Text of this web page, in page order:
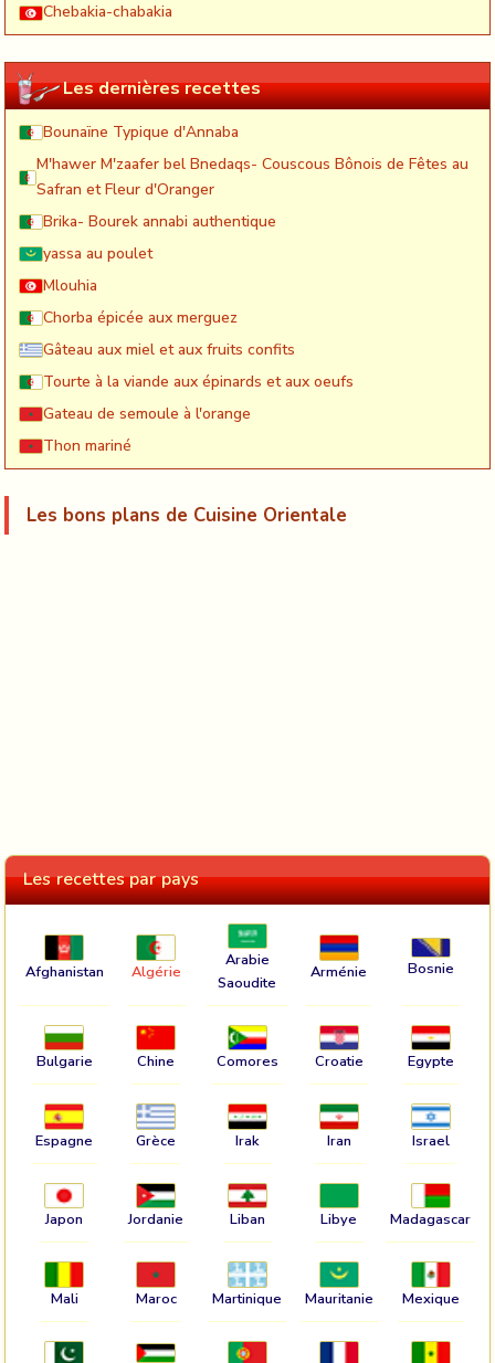
Chebakia-chabakia
Les dernières recettes
Bounaïne Typique d'Annaba
M'hawer M'zaafer bel Bnedaqs- Couscous Bônois de Fêtes au
Safran et Fleur d'Oranger
Brika- Bourek annabi authentique
yassa au poulet
Mlouhia
Chorba épicée aux merguez
Gâteau aux miel et aux fruits confits
Tourte à la viande aux épinards et aux oeufs
Gateau de semoule à l'orange
Thon mariné
Les bons plans de Cuisine Orientale
Les recettes par pays
Afghanistan Algérie
Arabie
Saoudite
Arménie Bosnie
Bulgarie Chine Comores Croatie Egypte
Espagne Grèce Irak Iran Israel
Japon Jordanie Liban Libye Madagascar
Mali Maroc Martinique Mauritanie Mexique